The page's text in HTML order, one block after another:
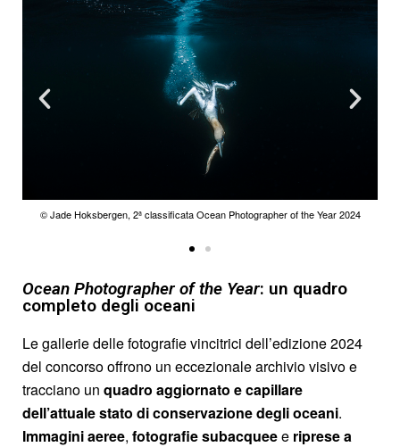
© Thien Nguyen Ngoc, 3° classificato Ocean Photographer of the Year 2024
© Jade Hoksbergen, 2ª classificata Ocean Photographer of the Year 2024
© Thien Nguyen Ngoc, 3° classificato Ocean Photographer of the Year 2024
© Jade Hoksbergen, 2ª classificata Ocean Photographer of the Year 2024
Ocean Photographer of the Year: un quadro
completo degli oceani
Le gallerie delle fotografie vincitrici dell’edizione 2024
del concorso offrono un eccezionale archivio visivo e
tracciano un quadro aggiornato e capillare
dell’attuale stato di conservazione degli oceani.
Immagini aeree, fotografiesubacqueee riprese a